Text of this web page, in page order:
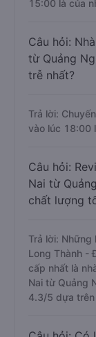
15:00 là của
Câu hỏi:
từ Quảng
trễ nhất?
Trả lời:
vào lúc 18:00
Câu hỏi:
Nai từ
chất lượng
Trả lời: Những
Long Thành -
cấp nhất là
Nai từ Quảng
4.3/5 dựa